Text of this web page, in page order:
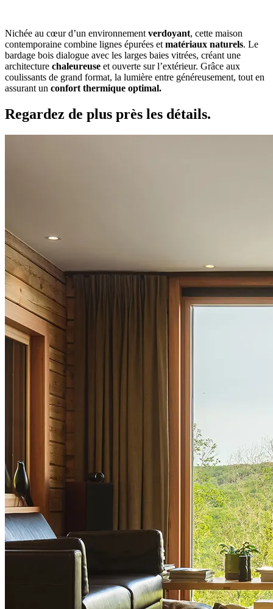
Nichée au cœur d’un environnement verdoyant, cette maison
contemporaine combine lignes épurées et matériaux naturels. Le
bardage bois dialogue avec les larges baies vitrées, créant une
architecture chaleureuse et ouverte sur l’extérieur. Grâce aux
coulissants de grand format, la lumière entre généreusement, tout en
assurant un confort thermique optimal.
Regardez de plus près les détails.